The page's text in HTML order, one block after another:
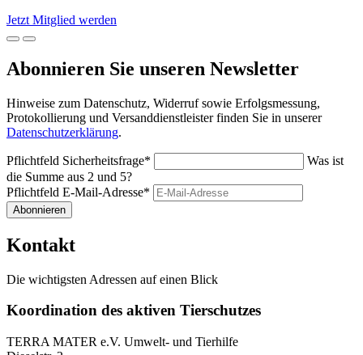
Jetzt Mitglied werden
Abonnieren Sie unseren Newsletter
Hinweise zum Datenschutz, Widerruf sowie Erfolgsmessung,
Protokollierung und Versanddienstleister finden Sie in unserer
Datenschutzerklärung.
Pflichtfeld Sicherheitsfrage*
Was ist
die Summe aus 2 und 5?
Pflichtfeld E-Mail-Adresse*
Abonnieren
Kontakt
Die wichtigsten Adressen auf einen Blick
Koordination des aktiven Tierschutzes
TERRA MATER e.V. Umwelt- und Tierhilfe